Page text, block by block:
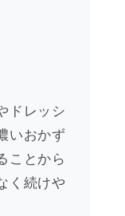
ドレッシ
いおかず
ことから
く続けや